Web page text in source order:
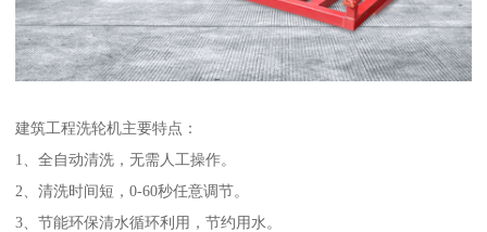
建筑工程洗轮机主要特点：
1、全自动清洗，无需人工操作。
2、清洗时间短，0-60秒任意调节。
3、节能环保清水循环利用，节约用水。